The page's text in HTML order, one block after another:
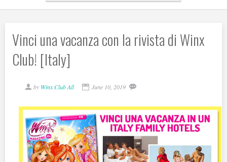
Vinci una vacanza con la rivista di Winx
Club! [Italy]
by Winx Club All June 10, 2019